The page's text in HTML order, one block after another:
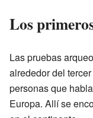
Los
Las pruebas
alrededor del
personas que
Europa. Allí se